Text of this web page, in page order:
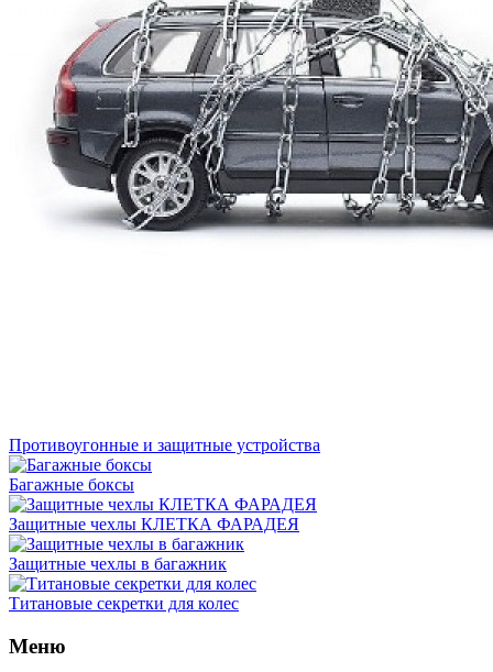
Противоугонные и защитные устройства
Багажные боксы
Защитные чехлы КЛЕТКА ФАРАДЕЯ
Защитные чехлы в багажник
Титановые секретки для колес
Меню